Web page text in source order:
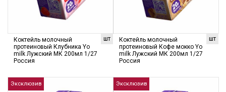
шт
Коктейль молочный
протеиновый Клубника Yo
milk Лужский МК 200мл 1/27
Россия
шт
Коктейль молочный
протеиновый Кофе мокко Yo
milk Лужский МК 200мл 1/27
Россия
Эксклюзив Эксклюзив